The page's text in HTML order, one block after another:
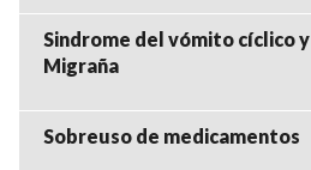
Sindrome del vómito cíclico y
Migraña
Sobreuso de medicamentos